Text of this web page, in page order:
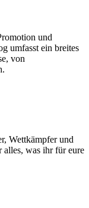
und
umfasst ein breites
von
Wettkämpfer und
alles, was ihr für eure